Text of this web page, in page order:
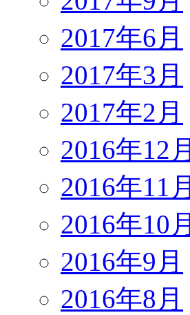
2017年6月
2017年3月
2017年2月
2016年12月
2016年11月
2016年10月
2016年9月
2016年8月